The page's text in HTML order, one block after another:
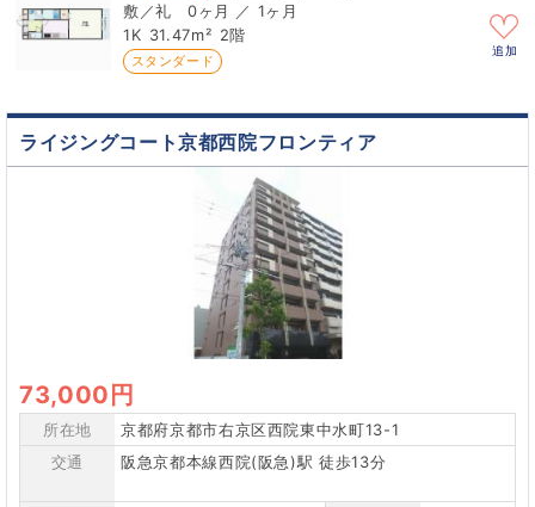
0ヶ月 ／ 1ヶ月
1K 31.47m² 2階
スタンダード
追加
ライジングコート京都西院フロンティア
73,000円
所在地
京都府京都市右京区西院東中水町13-1
交通
阪急京都本線西院(阪急)駅 徒歩13分